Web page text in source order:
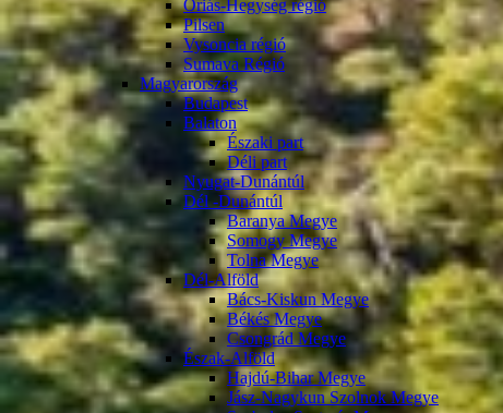
Óriás-Hegység régió
Pilsen
Vysoncia régió
Sumava Régió
Magyarország
Budapest
Balaton
Északi part
Déli part
Nyugat-Dunántúl
Dél -Dunántúl
Baranya Megye
Somogy Megye
Tolna Megye
Dél-Alföld
Bács-Kiskun Megye
Békés Megye
Csongrád Megye
Észak-Alföld
Hajdú-Bihar Megye
Jász-Nagykun Szolnok Megye